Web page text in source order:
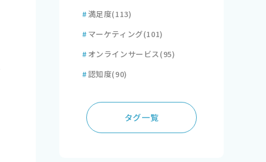
#満足度(113)
# マーケティング(101)
# オンラインサービス(95)
#認知度(90)
タグ一覧